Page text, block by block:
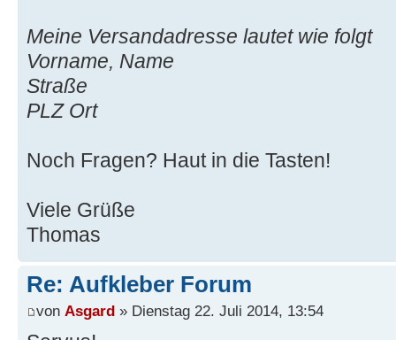
Meine Versandadresse lautet wie folgt
Vorname, Name
Straße
PLZ Ort
Noch Fragen? Haut in die Tasten!
Viele Grüße
Thomas
Re: Aufkleber Forum
von Asgard » Dienstag 22. Juli 2014, 13:54